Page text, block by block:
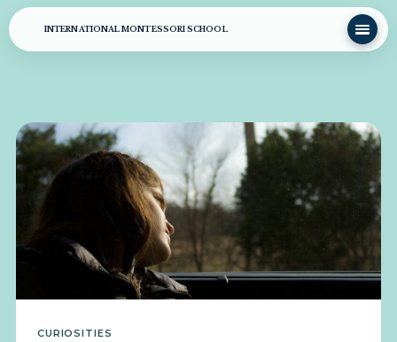
INTERNATIONAL MONTESSORI SCHOOL
CURIOSITIES